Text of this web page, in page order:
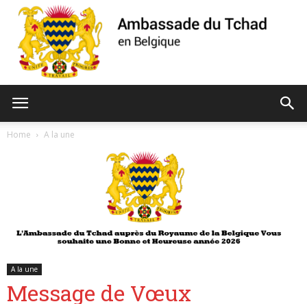
du
Tchad
de
Home A la une
A la une
Message de Vœux